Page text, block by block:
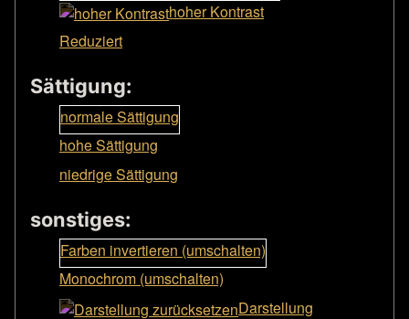
hoher Kontrast
Reduziert
Sättigung:
normale Sättigung
hohe Sättigung
niedrige Sättigung
sonstiges:
Farben invertieren (umschalten)
Monochrom (umschalten)
Darstellung